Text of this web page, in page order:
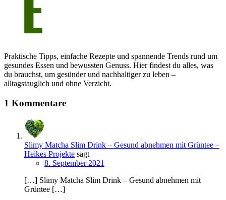
Praktische Tipps, einfache Rezepte und spannende Trends rund um
gesundes Essen und bewussten Genuss. Hier findest du alles, was
du brauchst, um gesünder und nachhaltiger zu leben –
alltagstauglich und ohne Verzicht.
1 Kommentare
Slimy Matcha Slim Drink – Gesund abnehmen mit Grüntee –
Heikes Projekte sagt
8. September 2021
[…] Slimy Matcha Slim Drink – Gesund abnehmen mit
Grüntee […]